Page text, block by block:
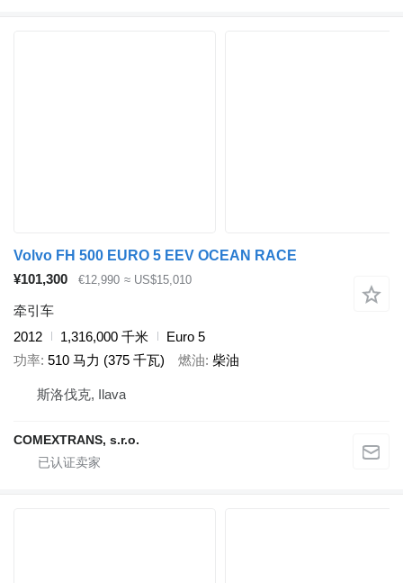
Volvo FH 500 EURO 5 EEV OCEAN RACE
¥101,300
€12,990 ≈ US$15,010
牵引车
2012
1,316,000 千米
Euro 5
功率 510 马力 (375 千瓦) 燃油 柴油
斯洛伐克, Ilava
COMEXTRANS, s.r.o.